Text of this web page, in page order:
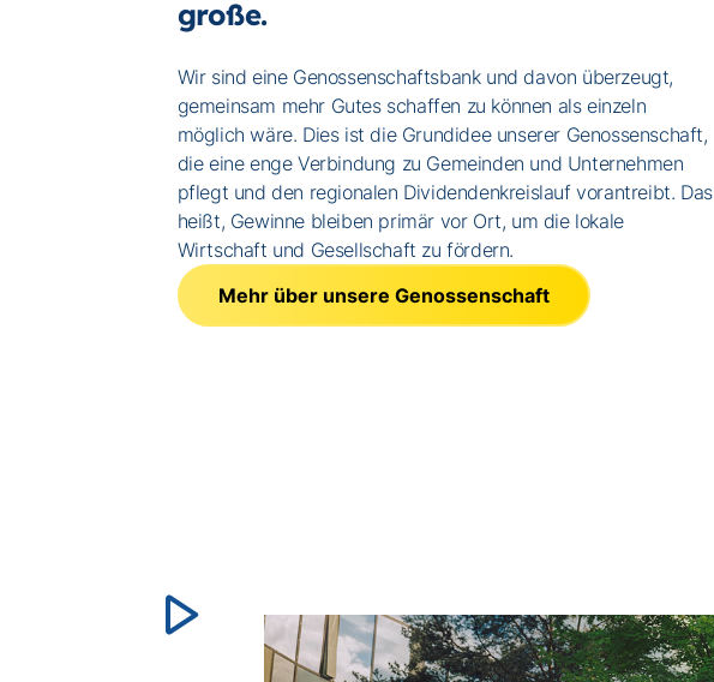
große.
Wir sind eine Genossenschaftsbank und davon überzeugt,
gemeinsam mehr Gutes schaffen zu können als einzeln
möglich wäre. Dies ist die Grundidee unserer Genossenschaft,
die eine enge Verbindung zu Gemeinden und Unternehmen
pflegt und den regionalen Dividendenkreislauf vorantreibt. Das
heißt, Gewinne bleiben primär vor Ort, um die lokale
Wirtschaft und Gesellschaft zu fördern.
Mehr über unsere Genossenschaft
Video